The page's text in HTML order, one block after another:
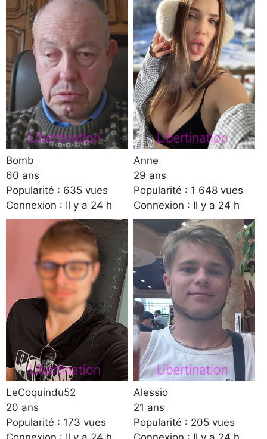
Bomb
60 ans
Popularité : 635 vues
Connexion : Il y a 24 h
Anne
29 ans
Popularité : 1 648 vues
Connexion : Il y a 24 h
LeCoquindu52
20 ans
Popularité : 173 vues
Alessio
21 ans
Popularité : 205 vues